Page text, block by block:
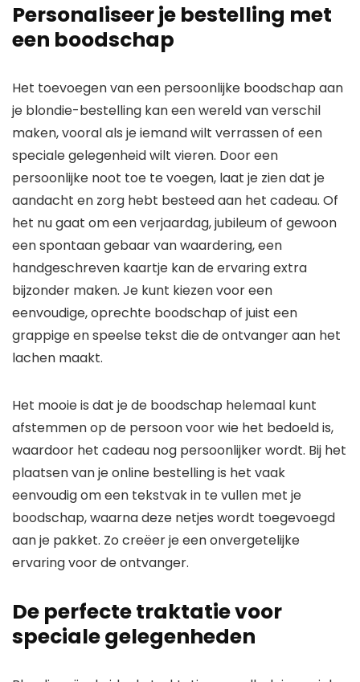
Personaliseer je bestelling met
een boodschap
Het toevoegen van een persoonlijke boodschap aan
je blondie-bestelling kan een wereld van verschil
maken, vooral als je iemand wilt verrassen of een
speciale gelegenheid wilt vieren. Door een
persoonlijke noot toe te voegen, laat je zien dat je
aandacht en zorg hebt besteed aan het cadeau. Of
het nu gaat om een verjaardag, jubileum of gewoon
een spontaan gebaar van waardering, een
handgeschreven kaartje kan de ervaring extra
bijzonder maken. Je kunt kiezen voor een
eenvoudige, oprechte boodschap of juist een
grappige en speelse tekst die de ontvanger aan het
lachen maakt.
Het mooie is dat je de boodschap helemaal kunt
afstemmen op de persoon voor wie het bedoeld is,
waardoor het cadeau nog persoonlijker wordt. Bij het
plaatsen van je online bestelling is het vaak
eenvoudig om een tekstvak in te vullen met je
boodschap, waarna deze netjes wordt toegevoegd
aan je pakket. Zo creëer je een onvergetelijke
ervaring voor de ontvanger.
De perfecte traktatie voor
speciale gelegenheden